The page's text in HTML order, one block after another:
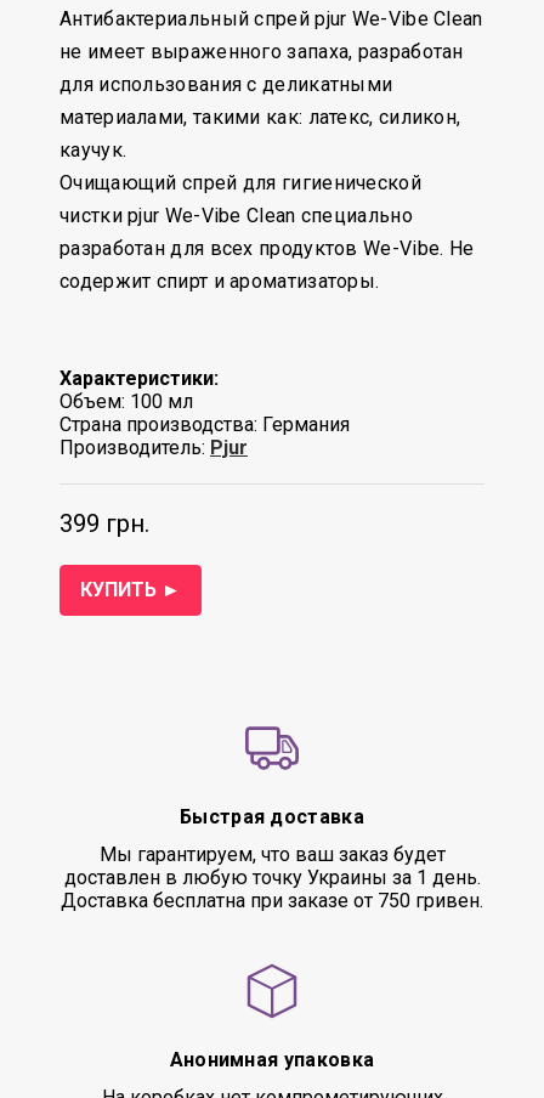
Антибактериальный спрей pjur We-Vibe Clean
не имеет выраженного запаха, разработан
для использования с деликатными
материалами, такими как: латекс, силикон,
каучук.
Очищающий спрей для гигиенической
чистки pjur We-Vibe Clean специально
разработан для всех продуктов We-Vibe. Не
содержит спирт и ароматизаторы.
Характеристики:
Объем: 100 мл
Страна производства: Германия
Производитель: Pjur
КУПИТЬ ►
399 грн.
Быстрая доставка
Мы гарантируем, что ваш заказ будет
доставлен в любую точку Украины за 1 день.
Доставка бесплатна при заказе от 750 гривен.
Анонимная упаковка